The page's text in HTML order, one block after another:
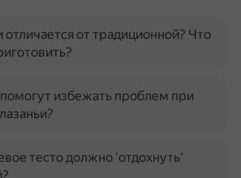
отличается от традиционной? Что
избежать проблем при
тесто должно 'отдохнуть'